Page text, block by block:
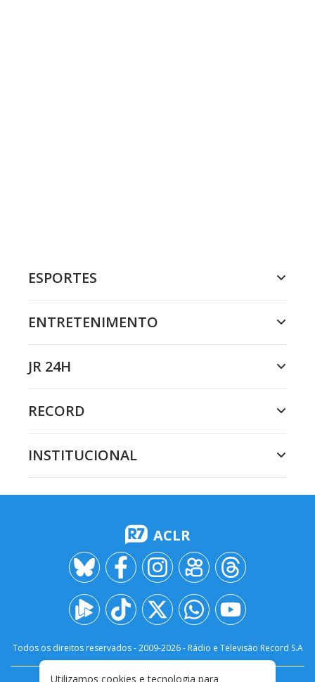
ESPORTES
ENTRETENIMENTO
JR 24H
RECORD
INSTITUCIONAL
ACLR
Todos os direitos reservados - 2009-2026- Rádio e Televisão Record S.A
Utilizamos cookies e tecnologia para